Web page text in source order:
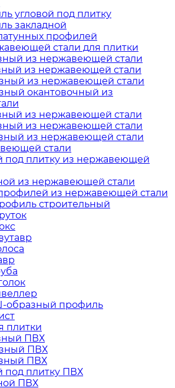
угловой под плитку
закладной
профилей
стали для плитки
из нержавеющей стали
из нержавеющей стали
из нержавеющей стали
окантовочный из
из нержавеющей стали
из нержавеющей стали
из нержавеющей стали
стали
под плитку из нержавеющей
из нержавеющей стали
из нержавеющей стали
строительный
профиль
плитки
ПВХ
ПВХ
ПВХ
под плитку ПВХ
ПВХ